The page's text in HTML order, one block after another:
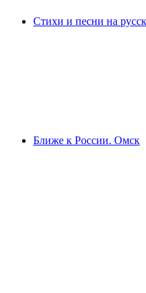
Стихи и песни на
Ближе к России. Омск